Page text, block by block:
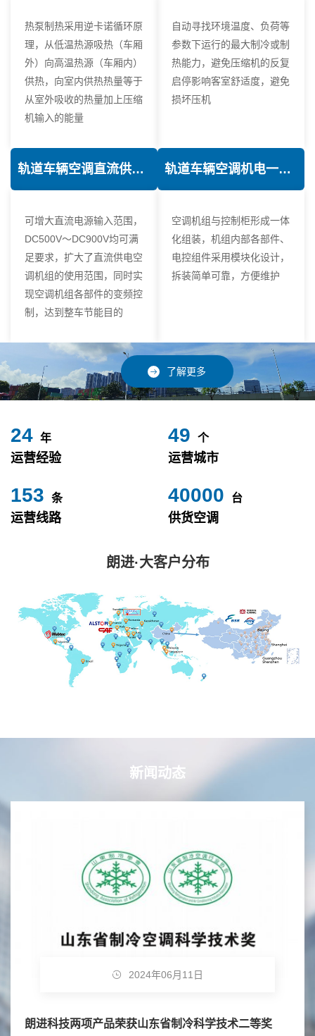
热泵制热采用逆卡诺循环原
理，从低温热源吸热（车厢
外）向高温热源（车厢内）
供热，向室内供热热量等于
从室外吸收的热量加上压缩
机输入的能量
自动寻找环境温度、负荷等
参数下运行的最大制冷或制
热能力，避免压缩机的反复
启停影响客室舒适度，避免
损坏压机
轨道车辆空调直流供电技术
可增大直流电源输入范围，
DC500V～DC900V均可满
足要求，扩大了直流供电空
调机组的使用范围，同时实
现空调机组各部件的变频控
制，达到整车节能目的
轨道车辆空调机电一体化技术
空调机组与控制柜形成一体
化组装，机组内部各部件、
电控组件采用模块化设计，
拆装简单可靠，方便维护
了解更多
24 年
运营经验
49 个
运营城市
153 条
运营线路
40000 台
供货空调
朗进·大客户分布
新闻动态
2024年06月11日
朗进科技两项产品荣获山东省制冷科学技术二等奖